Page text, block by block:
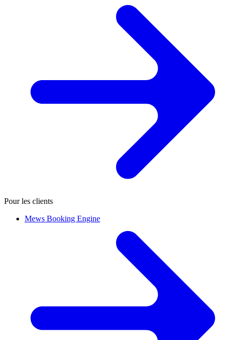
Pour les clients
Mews Booking Engine